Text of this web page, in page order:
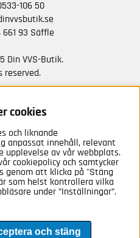
106 50
661 93 Säffle
Din VVS-Butik.
reserved.
FRÅN OSS
Anmäl mig
cookies
och liknande
anpassat innehåll, relevant
upplevelse av vår webbplats.
cookiepolicy och samtycker
genom att klicka på "Stäng
som helst kontrollera vilka
under ”Inställningar”.
och stäng